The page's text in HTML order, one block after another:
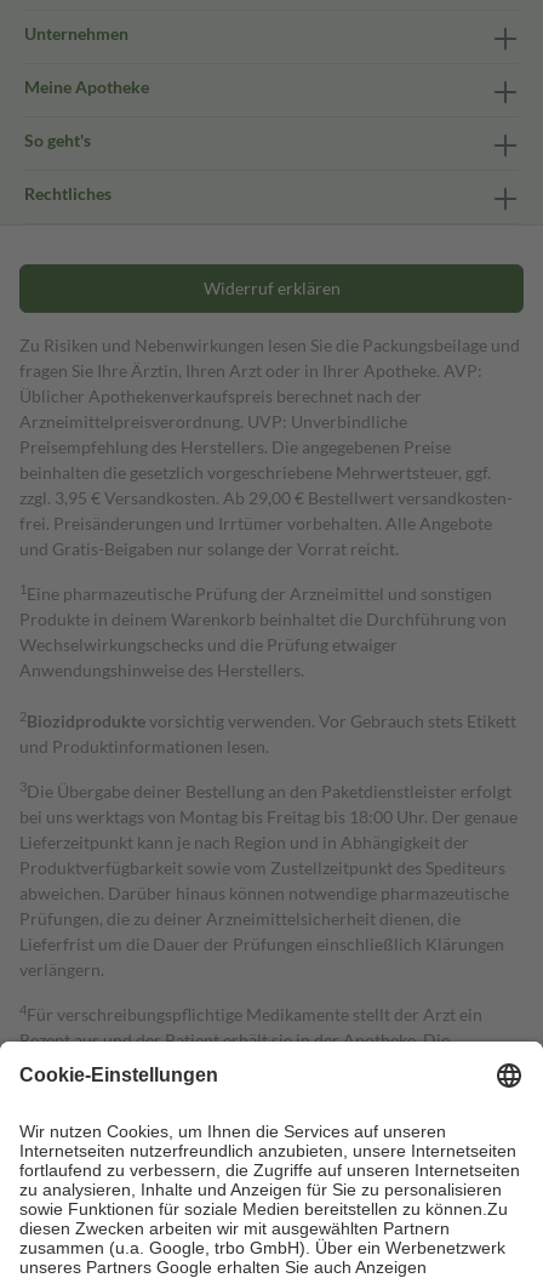
Unternehmen
Meine Apotheke
So geht's
Rechtliches
Widerruf erklären
Zu Risiken und Nebenwirkungen lesen Sie die Packungsbeilage und
fragen Sie Ihre Ärztin, Ihren Arzt oder in Ihrer Apotheke. AVP:
Üblicher Apothekenverkaufspreis berechnet nach der
Arzneimittelpreisverordnung. UVP: Unverbindliche
Preisempfehlung des Herstellers. Die angegebenen Preise
beinhalten die gesetzlich vorgeschriebene Mehrwertsteuer, ggf.
zzgl. 3,95 € Versandkosten. Ab 29,00 € Bestell­wert versand­kosten­
frei. Preisänderungen und Irrtümer vorbehalten. Alle Angebote
und Gratis-Beigaben nur solange der Vorrat reicht.
1 Eine pharmazeutische Prüfung der Arzneimittel und sonstigen
Produkte in deinem Warenkorb beinhaltet die Durchführung von
Wechselwirkungschecks und die Prüfung etwaiger
Anwendungshinweise des Herstellers.
2Biozidproduktevorsichtig verwenden. Vor Gebrauch stets Etikett
und Produktinformationen lesen.
3Die Übergabe deiner Bestellung an den Paketdienstleister erfolgt
bei uns werktags von Montag bis Freitag bis 18:00 Uhr. Der genaue
Lieferzeitpunkt kann je nach Region und in Abhängigkeit der
Produktverfügbarkeit sowie vom Zustellzeitpunkt des Spediteurs
abweichen. Darüber hinaus können notwendige pharmazeutische
Prüfungen, die zu deiner Arzneimittelsicherheit dienen, die
Lieferfrist um die Dauer der Prüfungen einschließlich Klärungen
verlängern.
4Für verschreibungspflichtige Medikamente stellt der Arzt ein
Rezept aus und der Patient erhält sie in der Apotheke. Die
gesetzliche Krankenversicherung übernimmt in der Regel die
Kosten dafür, der Versicherte trägt einen Teil davon als Zuzahlung
Grundsätzlich leisten Mitglieder Zuzahlungen in Höhe von zehn
Prozent des Abgabepreises,mindestens jedochfünf Euround
höchstens zehn Euro.Es sind jedoch nie mehr als die tatsächlichen
Kosten der Leistung zu entrichten.
Diese Regeln gelten grundsätzlich auch für Online-Apotheken.
Bei Heilmitteln und häuslicher Krankenpflege beträgt die